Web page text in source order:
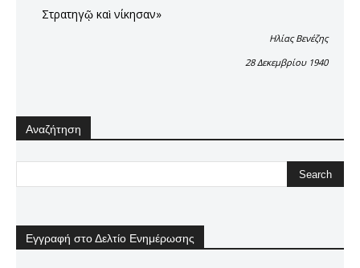
Στρατηγῷ καὶ νίκησαν»
Ηλίας Βενέζης
28 Δεκεμβρίου 1940
Αναζήτηση
Εγγραφή στο Δελτίο Ενημέρωσης